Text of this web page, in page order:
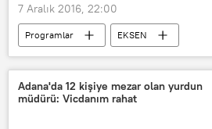
7 Aralık 2016, 22:00
Programlar
EKSEN
Haberler
RADYO
Suriye
Halep
İdlib
Vladimir Putin
Sergey Lavrov
Adana'da 12 kişiye mezar olan yurdun
müdürü: Vicdanım rahat